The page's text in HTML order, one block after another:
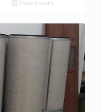
Show Details